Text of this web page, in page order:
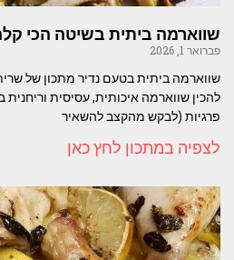
שווארמה ביתית בשיטה הכי
פברואר 1, 2026
שווארמה ביתית בטעם נדיר מתכון של
פרגיות (לבקש מהקצב להשאיר
לצפיה במתכון לחץ כאן